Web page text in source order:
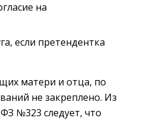
на
если претендентка
матери и отца, по
не закреплено. Из
№323 следует, что